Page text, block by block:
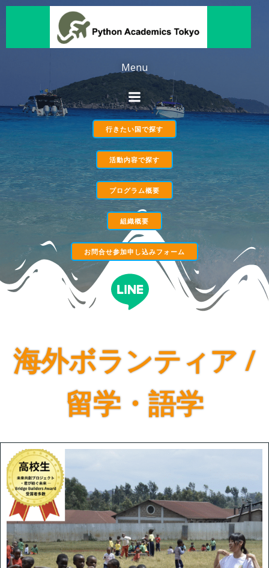
コ
テ
ン
ツ
ス
キ
ッ
プ
Menu
行きたい国で探す
活動内容で探す
プログラム概要
組織概要
お問合せ参加申し込みフォーム
海外ボランティア /
留学・語学